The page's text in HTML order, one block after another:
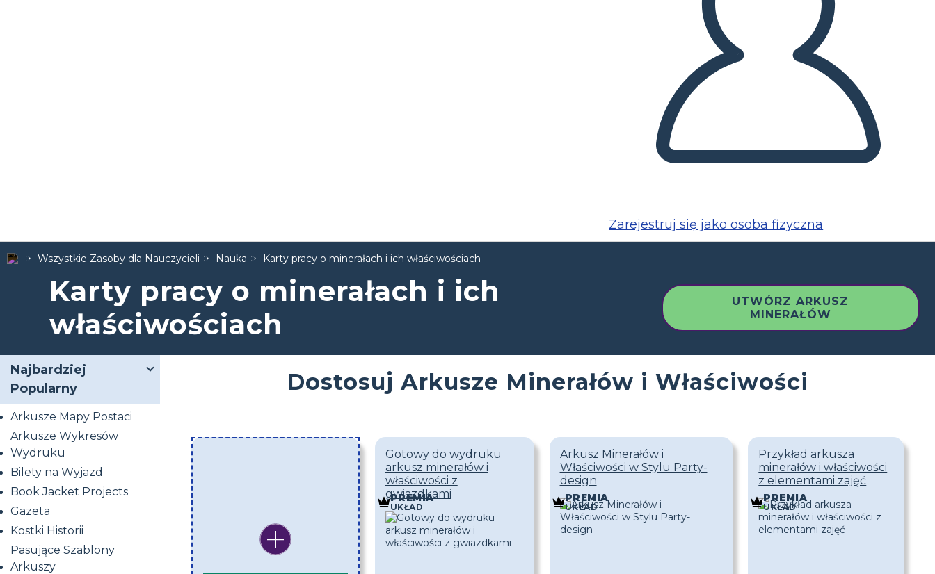
Zarejestruj się jako osoba fizyczna
Wszystkie Zasoby dla Nauczycieli Nauka Karty pracy o minerałach i ich właściwościach
Karty pracy o minerałach i ich
właściwościach
UTWÓRZ ARKUSZ
MINERAŁÓW
Najbardziej
Popularny
Arkusze Mapy Postaci
Arkusze Wykresów
Wydruku
Bilety na Wyjazd
Book Jacket Projects
Gazeta
Kostki Historii
Pasujące Szablony
Arkuszy
Dostosuj Arkusze Minerałów i Właściwości
Gotowy do wydruku
arkusz minerałów i
właściwości z
gwiazdkami
PREMIA
UKŁAD
Arkusz Minerałów i
Właściwości w Stylu Party-
design
PREMIA
UKŁAD
Przykład arkusza
minerałów i właściwości
z elementami zajęć
PREMIA
UKŁAD